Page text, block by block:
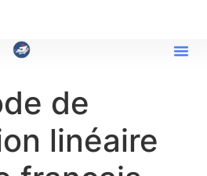
de
linéaire